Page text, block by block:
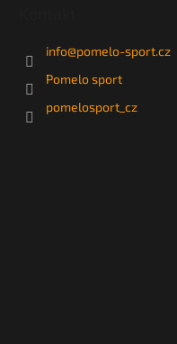
r
k
v
info@pomelo-sport.cz
Pomelo sport
pomelosport_cz